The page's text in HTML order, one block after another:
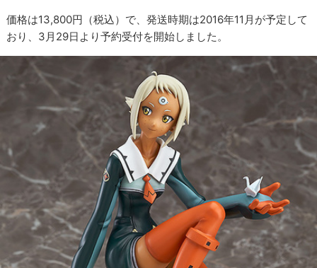
価格は13,800円（税込）で、発送時期は2016年11月が予定して
おり、3月29日より予約受付を開始しました。